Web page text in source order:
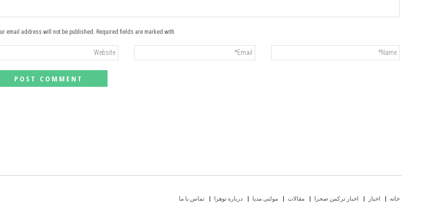
email address will not be published. Required fields are marked with *
خانه اخبار اخبار ترکمن صحرا مقالات مولتی مدیا درباره توهرا تماس با ما